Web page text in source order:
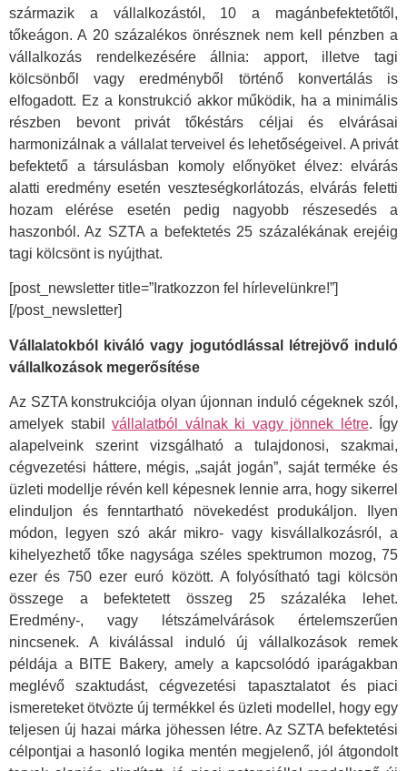
származik a vállalkozástól, 10 a magánbefektetőtől,
tőkeágon. A 20 százalékos önrésznek nem kell pénzben a
vállalkozás rendelkezésére állnia: apport, illetve tagi
kölcsönből vagy eredményből történő konvertálás is
elfogadott. Ez a konstrukció akkor működik, ha a minimális
részben bevont privát tőkéstárs céljai és elvárásai
harmonizálnak a vállalat terveivel és lehetőségeivel. A privát
befektető a társulásban komoly előnyöket élvez: elvárás
alatti eredmény esetén veszteségkorlátozás, elvárás feletti
hozam elérése esetén pedig nagyobb részesedés a
haszonból. Az SZTA a befektetés 25 százalékának erejéig
tagi kölcsönt is nyújthat.
[post_newsletter title=”Iratkozzon fel hírlevelünkre!”]
[/post_newsletter]
Vállalatokból kiváló vagy jogutódlással létrejövő induló
vállalkozások megerősítése
Az SZTA konstrukciója olyan újonnan induló cégeknek szól,
amelyek stabil vállalatból válnak ki vagy jönnek létre. Így
alapelveink szerint vizsgálható a tulajdonosi, szakmai,
cégvezetési háttere, mégis, „saját jogán”, saját terméke és
üzleti modellje révén kell képesnek lennie arra, hogy sikerrel
elinduljon és fenntartható növekedést produkáljon. Ilyen
módon, legyen szó akár mikro- vagy kisvállalkozásról, a
kihelyezhető tőke nagysága széles spektrumon mozog, 75
ezer és 750 ezer euró között. A folyósítható tagi kölcsön
összege a befektetett összeg 25 százaléka lehet.
Eredmény-, vagy létszámelvárások értelemszerűen
nincsenek. A kiválással induló új vállalkozások remek
példája a BITE Bakery, amely a kapcsolódó iparágakban
meglévő szaktudást, cégvezetési tapasztalatot és piaci
ismereteket ötvözte új termékkel és üzleti modellel, hogy egy
teljesen új hazai márka jöhessen létre. Az SZTA befektetési
célpontjai a hasonló logika mentén megjelenő, jól átgondolt